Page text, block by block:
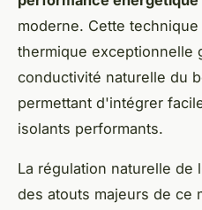
moderne. Cette
thermique exceptionnelle
conductivité naturelle du
permettant d'intégrer
isolants performants.
La régulation naturelle
des atouts majeurs de ce